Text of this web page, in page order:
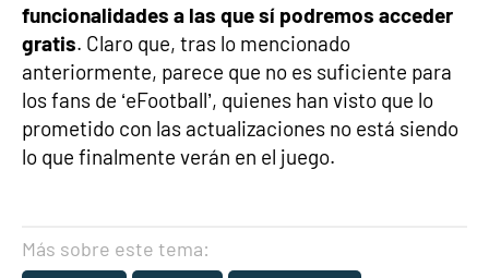
funcionalidades a las que sí podremos acceder
gratis. Claro que, tras lo mencionado
anteriormente, parece que no es suficiente para
los fans de ‘eFootball’, quienes han visto que lo
prometido con las actualizaciones no está siendo
lo que finalmente verán en el juego.
Más sobre este tema: